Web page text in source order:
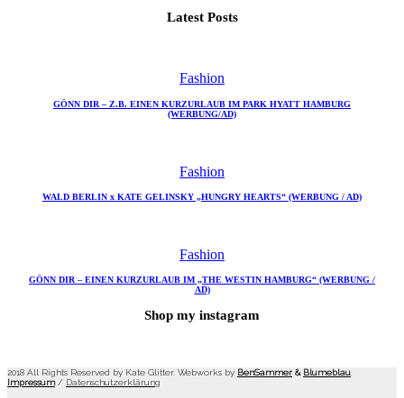
Latest Posts
Fashion
GÖNN DIR – Z.B. EINEN KURZURLAUB IM PARK HYATT HAMBURG
(WERBUNG/AD)
Fashion
WALD BERLIN x KATE GELINSKY „HUNGRY HEARTS“ (WERBUNG / AD)
Fashion
GÖNN DIR – EINEN KURZURLAUB IM „THE WESTIN HAMBURG“ (WERBUNG /
AD)
Shop my instagram
2018 All Rights Reserved by Kate Glitter. Webworks by BenSammer & Blumeblau
Impressum/ Datenschutzerklärung